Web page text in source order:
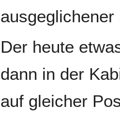
Der heute
dann in der
auf gleicher